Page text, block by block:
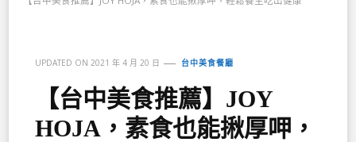
UPDATED ON 2021 年 4 月 20 日 台中美食餐廳
【台中美食推薦】JOY
HOJA，素食也能揪厚呷，